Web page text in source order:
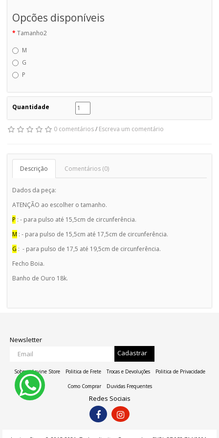
Opcões disponíveis
Tamanho2
M
G
P
Quantidade
0 comentários/ Escreva um comentário
Descrição Comentários (0)
Dados da peça:
ATENÇÃO ao escolher o tamanho.
P : - para pulso até 15,5cm de circunferência.
M : - para pulso de 15,5cm até 17,5cm de circunferência.
G : - para pulso de 17,5 até 19,5cm de circunferência.
Fecho Boia.
Banho de Ouro 18k.
Newsletter
Cadastrar
Sobre a Lavine Store Politica de Frete Trocas e Devoluções Politica de Privacidade
Como Comprar Duvidas Frequentes
Redes Sociais